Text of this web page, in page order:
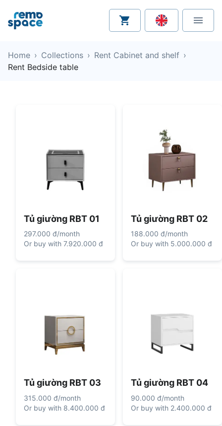
Home › Collections › Rent Cabinet and shelf ›
Rent Bedside table
Tủ giường RBT 01
297.000 đ/month
Or buy with 7.920.000 đ
Tủ giường RBT 02
188.000 đ/month
Or buy with 5.000.000 đ
Tủ giường RBT 03
315.000 đ/month
Or buy with 8.400.000 đ
Tủ giường RBT 04
90.000 đ/month
Or buy with 2.400.000 đ